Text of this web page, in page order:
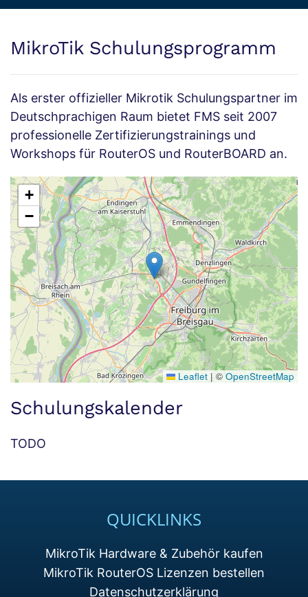
MikroTik Schulungsprogramm
Als erster offizieller Mikrotik Schulungspartner im
Deutschprachigen Raum bietet FMS seit 2007
professionelle Zertifizierungstrainings und
Workshops für RouterOS und RouterBOARD an.
+
−
Leaflet | © OpenStreetMap
Schulungskalender
TODO
QUICKLINKS
MikroTik Hardware & Zubehör kaufen
MikroTik RouterOS Lizenzen bestellen
Datenschutzerklärung